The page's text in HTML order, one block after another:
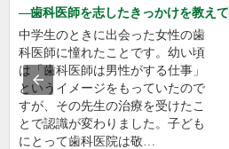
歯科医師を志したきっかけを教えて
中学生のときに出会った女性の歯
科医師に憧れたことです。幼い頃
は「歯科医師は男性がする仕事」
というイメージをもっていたので
すが、その先生の治療を受けたこ
とで認識が変わりました。子ども
にとって歯科医院は敬…